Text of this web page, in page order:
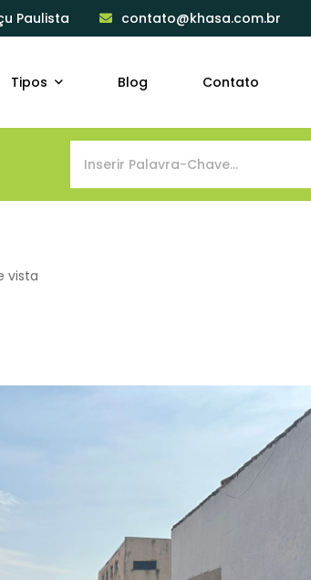
Paulista contato@khasa.com.br
Tipos Blog Contato
vista